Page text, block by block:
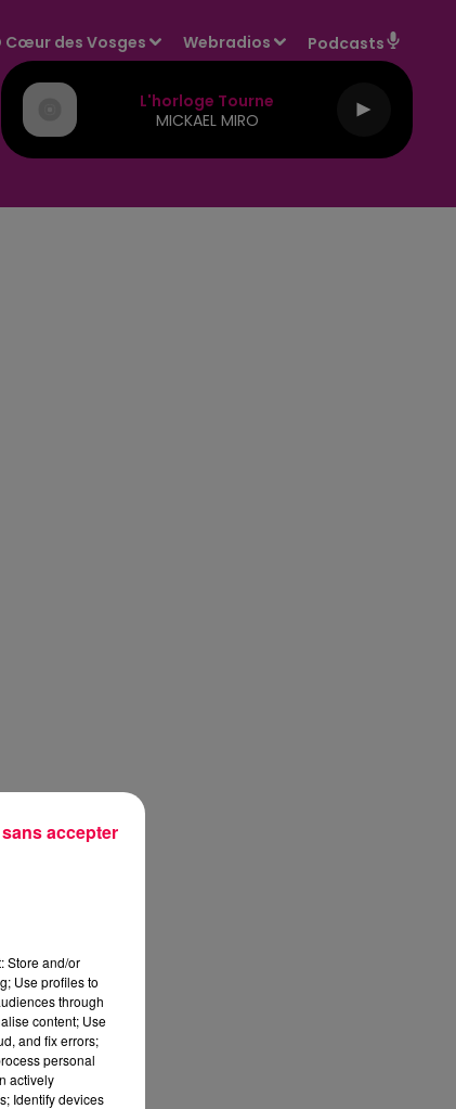
Cœur des Vosges Webradios Podcasts
L'horloge Tourne
MICKAEL MIRO
Store and/or
Use profiles to
through
content; Use
and fix errors;
personal
actively
Identify devices
accepter